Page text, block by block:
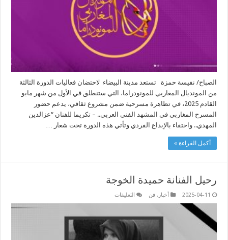
الصباح/ نفيسة حمزة تستعد مدينة البيضاء لاحتضان فعاليات الدورة الثالثة
من المونديال المغاربي للمونودراما، التي ستنطلق في الأول من شهر مايو
القادم 2025، في تظاهرة مسرحية ضمن مشروع ثقافي، يدعم حضور
المسرح المغاربي في المشهد الفني العربي.. – تكريما للفنان “عزالدين
المهدي.. واحتفاء بالإبداع الفردي وتأتي هذه الدورة تحت شعار …
أكمل القراءة »
رحيل الفنانة حميدة الخوجة
2025-04-11 أخبار ,فن التعليقات
الخوجة
مغلقة